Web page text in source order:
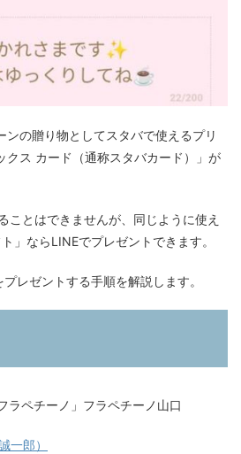
ンの贈り物としてスタバで使えるプリ
クス カード（通称スタバカード）」が
ことはできませんが、同じように使え
」ならLINEでプレゼントできます。
レゼントする手順を解説します。
一郎）